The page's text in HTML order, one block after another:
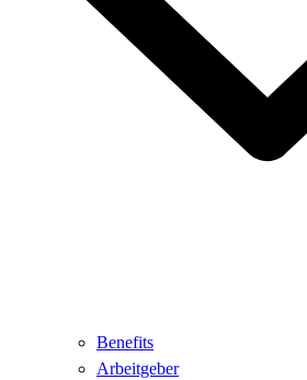
Benefits
Arbeitgeber